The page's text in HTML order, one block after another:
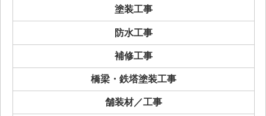
塗装工事
防水工事
補修工事
橋梁・鉄塔塗装工事
舗装材／工事